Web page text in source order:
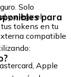
Solo
y elegir el
tokens en tu
compatible
para
Apple